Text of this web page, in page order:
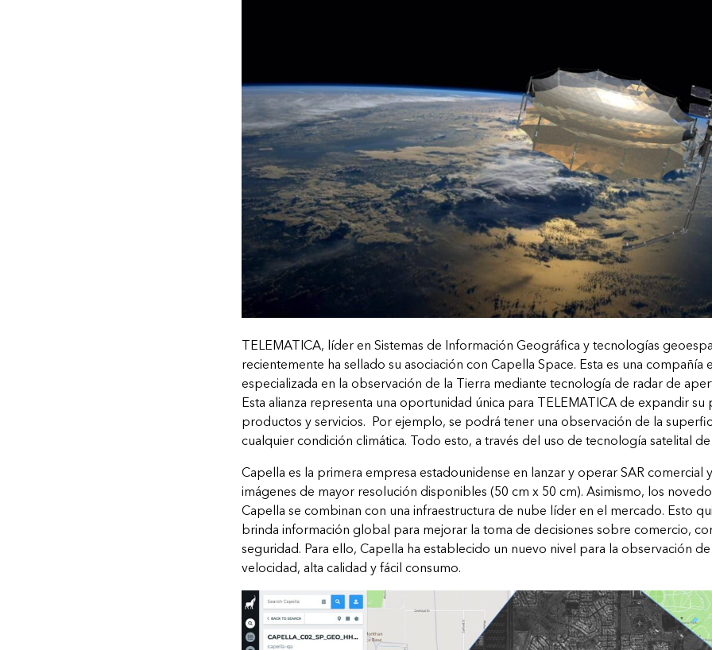
TELEMATICA, líder en Sistemas de Información Geográfica y tecnologías
recientemente ha sellado su asociación con Capella Space. Esta es una compañía
especializada en la observación de la Tierra mediante tecnología de radar de
Esta alianza representa una oportunidad única para TELEMATICA de expandir
productos y servicios. Por ejemplo, se podrá tener una observación de la
cualquier condición climática. Todo esto, a través del uso de tecnología satelital
Capella es la primera empresa estadounidense en lanzar y operar SAR comercial
imágenes de mayor resolución disponibles (50 cm x 50 cm). Asimismo, los
Capella se combinan con una infraestructura de nube líder en el mercado. Esto
brinda información global para mejorar la toma de decisiones sobre comercio,
seguridad. Para ello, Capella ha establecido un nuevo nivel para la observación
velocidad, alta calidad y fácil consumo.